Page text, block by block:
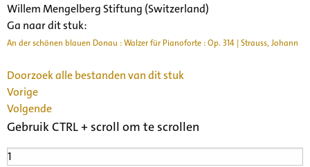
Willem Mengelberg Stiftung (Switzerland)
Ga naar dit stuk:
An der schönen blauen Donau : Walzer für Pianoforte : Op. 314 | Strauss, Johann
Doorzoek alle bestanden van dit stuk
Vorige
Volgende
Gebruik CTRL + scroll om te scrollen